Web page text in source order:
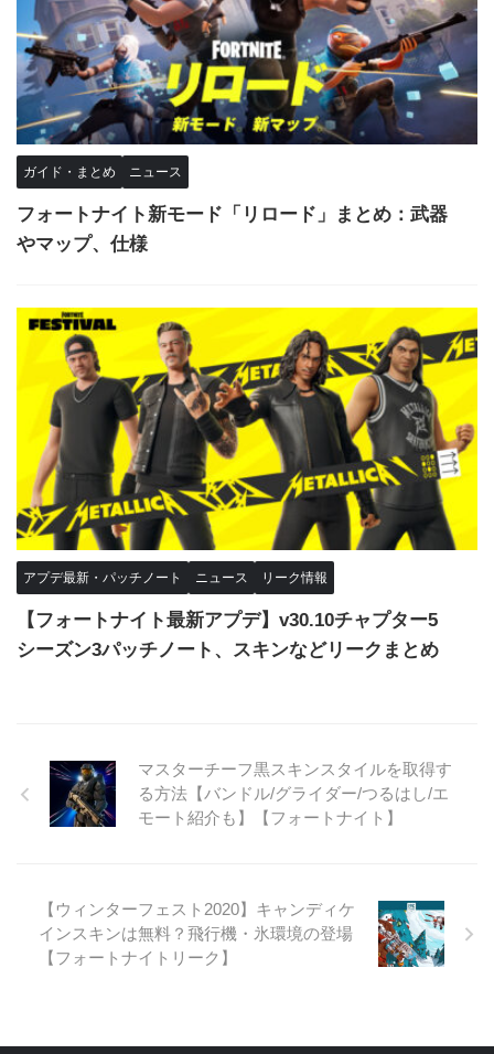
ガイド・まとめ ニュース
フォートナイト新モード「リロード」まとめ：武器
やマップ、仕様
アプデ最新・パッチノート ニュース リーク情報
【フォートナイト最新アプデ】v30.10チャプター5
シーズン3パッチノート、スキンなどリークまとめ
マスターチーフ黒スキンスタイルを取得す
る方法【バンドル/グライダー/つるはし/エ
モート紹介も】【フォートナイト】
【ウィンターフェスト2020】キャンディケ
インスキンは無料？飛行機・氷環境の登場
【フォートナイトリーク】